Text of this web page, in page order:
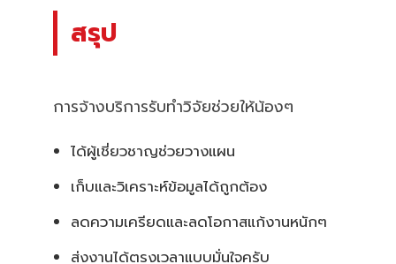
สรุป
การจ้างบริการรับทำวิจัยช่วยให้น้องๆ
ได้ผู้เชี่ยวชาญช่วยวางแผน
เก็บและวิเคราะห์ข้อมูลได้ถูกต้อง
ลดความเครียดและลดโอกาสแก้งานหนักๆ
ส่งงานได้ตรงเวลาแบบมั่นใจครับ